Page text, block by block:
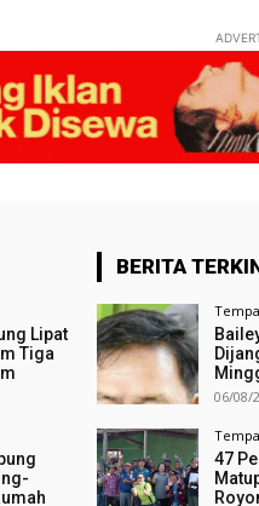
Lipat
Tiga
BERITA
06/08/
47